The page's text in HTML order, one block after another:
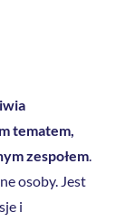
tematem,
zespołem.
osoby. Jest
i